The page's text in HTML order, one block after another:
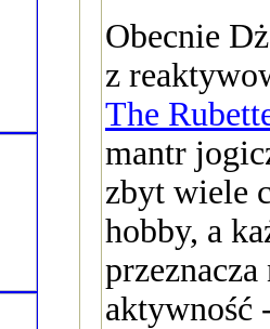
Obecnie
z
The
mantr
zbyt wiele
hobby, a
aktywność